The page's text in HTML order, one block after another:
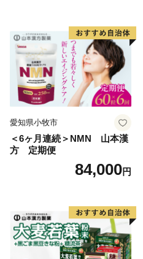
愛知県小牧市
＜6ヶ月連続＞NMN 山本漢
方 定期便
84,000円